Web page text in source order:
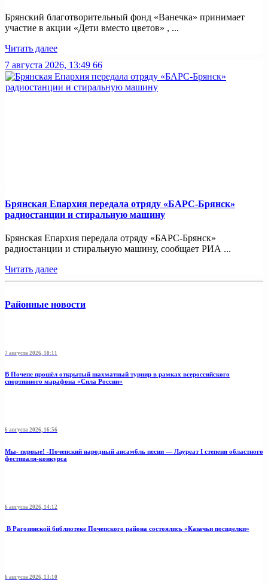
Брянский благотворительный фонд «Ванечка» принимает
участие в акции «Дети вместо цветов» , ...
Читать далее
7 августа 2026, 13:49 66
Брянская Епархия передала отряду «БАРС-Брянск»
радиостанции и стиральную машину
Брянская Епархия передала отряду «БАРС-Брянск»
радиостанции и стиральную машину, сообщает РИА ...
Читать далее
Районные новости
7 августа 2026, 10:11
В Почепе прошёл открытый шахматный турнир в рамках всероссийского
спортивного марафона «Сила России»
6 августа 2026, 16:56
Мы- первые! -Почепский народный ансамбль песни — Лауреат I степени областного
фестиваля-конкурса
6 августа 2026, 14:12
В Рагозинской библиотеке Почепского района состоялись «Казачьи посиделки»
6 августа 2026, 13:10